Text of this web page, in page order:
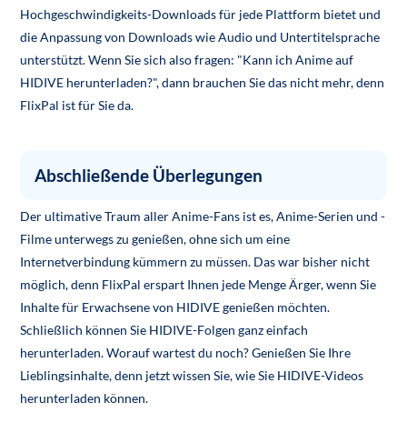
Hochgeschwindigkeits-Downloads für jede Plattform bietet und
die Anpassung von Downloads wie Audio und Untertitelsprache
unterstützt. Wenn Sie sich also fragen: "Kann ich Anime auf
HIDIVE herunterladen?", dann brauchen Sie das nicht mehr, denn
FlixPal ist für Sie da.
Abschließende Überlegungen
Der ultimative Traum aller Anime-Fans ist es, Anime-Serien und -
Filme unterwegs zu genießen, ohne sich um eine
Internetverbindung kümmern zu müssen. Das war bisher nicht
möglich, denn FlixPal erspart Ihnen jede Menge Ärger, wenn Sie
Inhalte für Erwachsene von HIDIVE genießen möchten.
Schließlich können Sie HIDIVE-Folgen ganz einfach
herunterladen. Worauf wartest du noch? Genießen Sie Ihre
Lieblingsinhalte, denn jetzt wissen Sie, wie Sie HIDIVE-Videos
herunterladen können.